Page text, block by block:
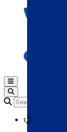
Open main menu